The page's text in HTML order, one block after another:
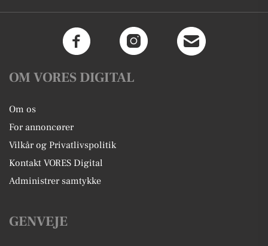
OM VORES DIGITAL
Om os
For annoncører
Vilkår og Privatlivspolitik
Kontakt VORES Digital
Administrer samtykke
GENVEJE